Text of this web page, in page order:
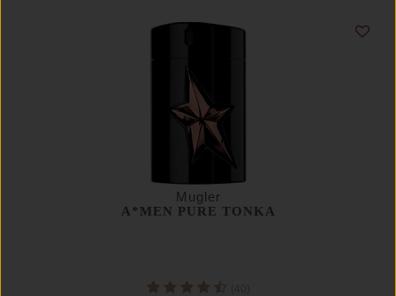
Mugler
A*MEN PURE TONKA
(40)